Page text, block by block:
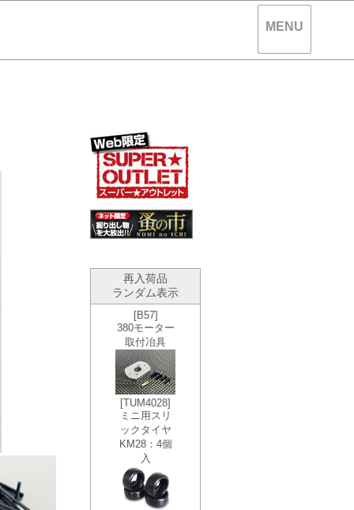
MENU
再入荷品
ランダム表示